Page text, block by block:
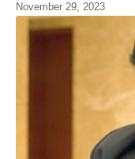
November 29, 2023